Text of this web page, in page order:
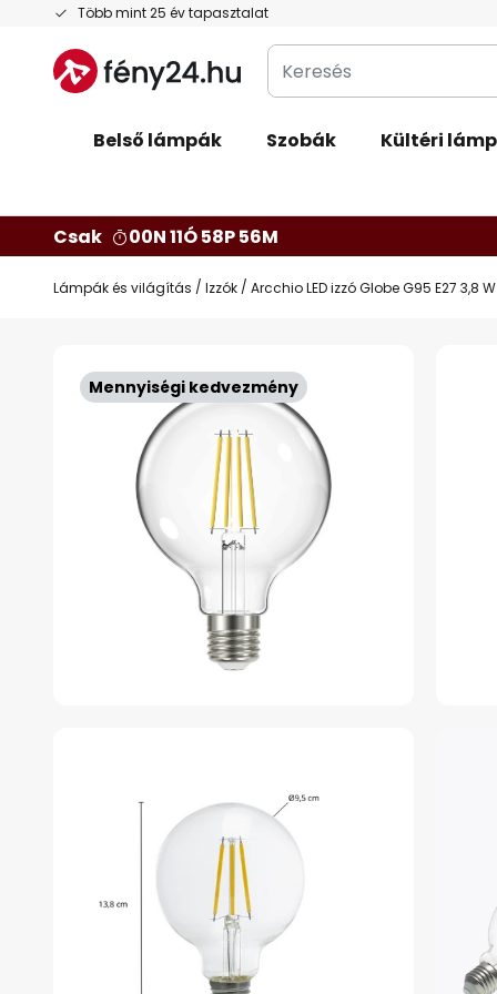
Több mint 25 év tapasztalat
Ugrás
tartalomhoz
Keresés
Belső lámpák Szobák Kültéri
Csak
00N 11Ó 58P 55M
Lámpák és világítás Izzók Arcchio LED izzó Globe G95 E27 3,8
Mennyiségi kedvezmény